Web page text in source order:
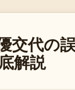
交代の
解説